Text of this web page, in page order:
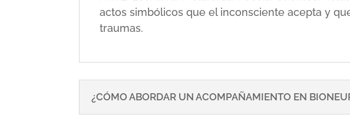
actos simbólicos que el inconsciente acepta y
traumas.
¿CÓMO ABORDAR UN ACOMPAÑAMIENTO EN